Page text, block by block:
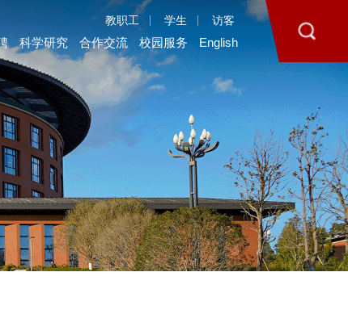
教职工 学生 访客
科学研究 合作交流 校园服务 English